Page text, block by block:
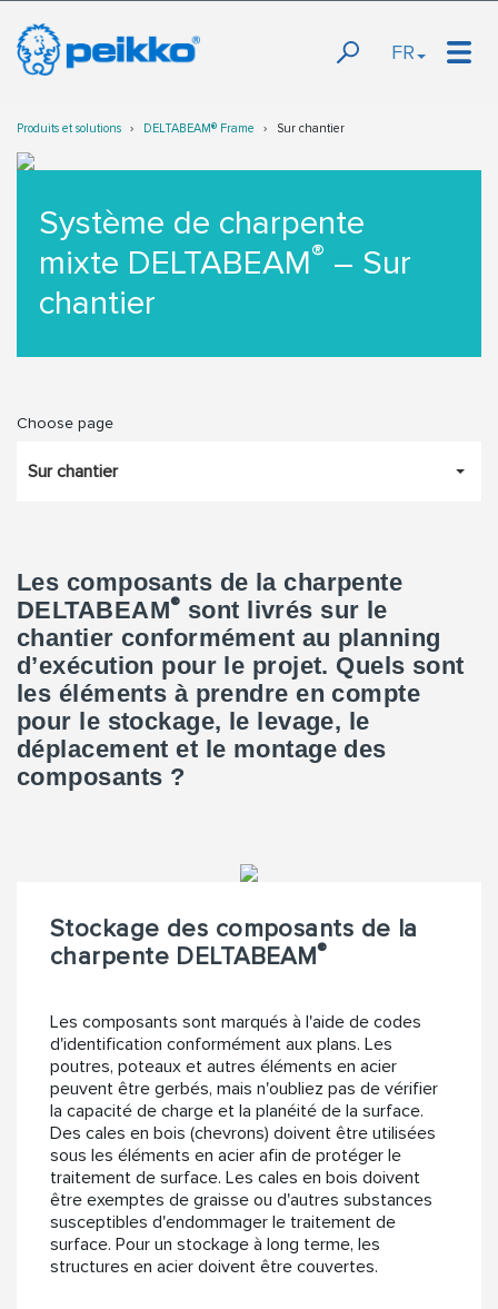
FR
Produits et solutions DELTABEAM® Frame Sur chantier
Système de charpente
mixte DELTABEAM® – Sur
chantier
Choose page
Sur chantier
Les composants de la charpente
DELTABEAM® sont livrés sur le
chantier conformément au planning
d’exécution pour le projet. Quels sont
les éléments à prendre en compte
pour le stockage, le levage, le
déplacement et le montage des
composants ?
Stockage des composants de la
charpente DELTABEAM®
Les composants sont marqués à l'aide de codes
d'identification conformément aux plans. Les
poutres, poteaux et autres éléments en acier
peuvent être gerbés, mais n'oubliez pas de vérifier
la capacité de charge et la planéité de la surface.
Des cales en bois (chevrons) doivent être utilisées
sous les éléments en acier afin de protéger le
traitement de surface. Les cales en bois doivent
être exemptes de graisse ou d'autres substances
susceptibles d'endommager le traitement de
surface. Pour un stockage à long terme, les
structures en acier doivent être couvertes.